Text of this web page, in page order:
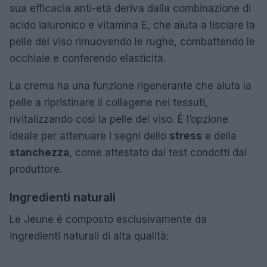
sua efficacia anti-età deriva dalla combinazione di
acido ialuronico e vitamina E, che aiuta a lisciare la
pelle del viso rimuovendo le rughe, combattendo le
occhiaie e conferendo elasticità.
La crema ha una funzione rigenerante che aiuta la
pelle a ripristinare il collagene nei tessuti,
rivitalizzando così la pelle del viso. È l’opzione
ideale per attenuare i segni dello stress e della
stanchezza, come attestato dai test condotti dal
produttore.
Ingredienti naturali
Le Jeune è composto esclusivamente da
ingredienti naturali di alta qualità: